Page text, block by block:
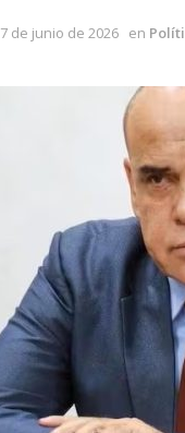
7 de junio de 2026 en